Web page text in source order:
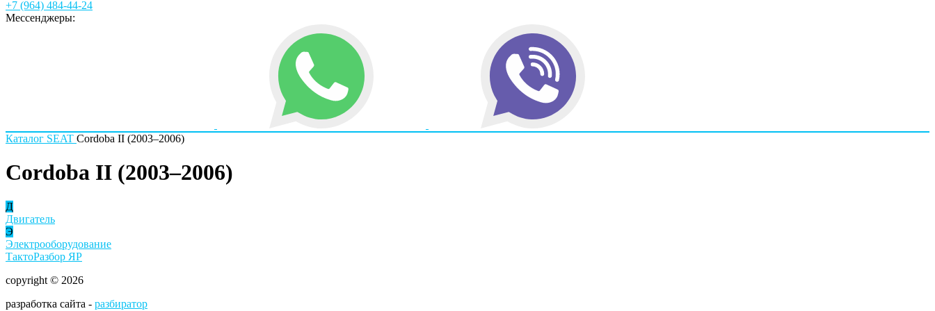
+7 (964) 484-44-24
Мессенджеры:
Каталог SEAT Cordoba II (2003–2006)
Cordoba II (2003–2006)
Д
Двигатель
Э
Электрооборудование
ТактоРазбор ЯР
copyright © 2026
разработка сайта - разбиратор